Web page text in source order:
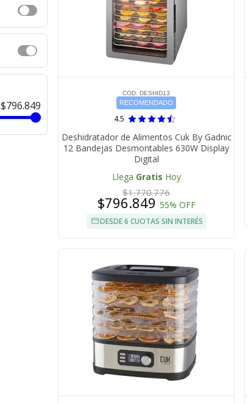
$796.849
COD. DESHID13
RECOMENDADO
4.5
Deshidratador de Alimentos Cuk By Gadnic
12 Bandejas Desmontables 630W Display
Digital
Llega Gratis Hoy
$1.770.776
$796.849 55% OFF
DESDE 6 CUOTAS SIN INTERÉS